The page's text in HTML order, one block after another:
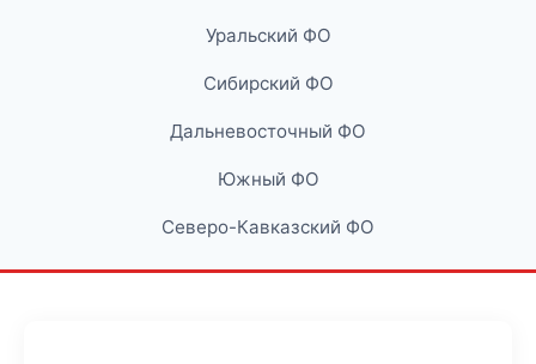
Уральский ФО
Сибирский ФО
Дальневосточный ФО
Южный ФО
Северо-Кавказский ФО